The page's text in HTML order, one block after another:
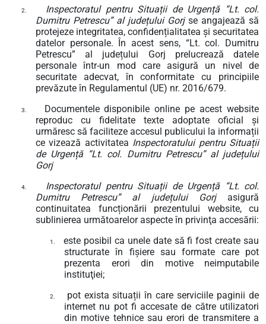
2.
Inspectoratul pentru Situații de Urgență “Lt. col.
Dumitru Petrescu” al județului Gorjse angajează să
protejeze integritatea, confidențialitatea și securitatea
datelor personale. În acest sens, “Lt. col. Dumitru
Petrescu” al județului Gorj prelucrează datele
personale într-un mod care asigură un nivel de
securitate adecvat, în conformitate cu principiile
prevăzute în Regulamentul (UE) nr. 2016/679.
3.
Documentele disponibile online pe acest website
reproduc cu fidelitate texte adoptate oficial și
urmăresc să faciliteze accesul publicului la informații
ce vizează activitatea Inspectoratului pentru Situații
de Urgență “Lt. col. Dumitru Petrescu” al județului
Gorj
4.
Inspectoratul pentru Situații de Urgență “Lt. col.
Dumitru Petrescu” al județului Gorjasigură
continuitatea funcționării prezentului website, cu
sublinierea următoarelor aspecte în privinţa accesării:
1.
este posibil ca unele date să fi fost create sau
structurate în fișiere sau formate care pot
prezenta erori din motive neimputabile
instituţiei;
2.
pot exista situații în care serviciile paginii de
internet nu pot fi accesate de către utilizatori
din motive tehnice sau erori de transmitere a